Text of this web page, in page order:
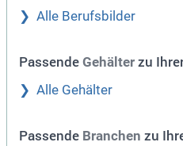
Alle Berufsbilder
Passende Gehälter zu
Alle Gehälter
Passende Branchen zu